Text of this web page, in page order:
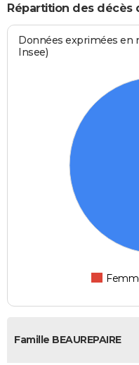
Répartition des décès
Données exprimées en
Insee)
Famille BEAUREPAIRE